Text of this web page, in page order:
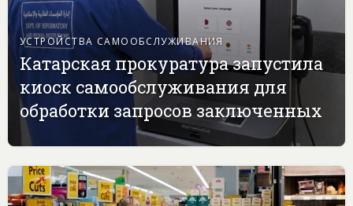
УСТРОЙСТВА САМООБСЛУЖИВАНИЯ
Катарская прокуратура запустила
киоск самообслуживания для
обработки запросов заключенных